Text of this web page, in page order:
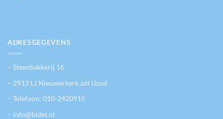
ADRESGEGEVENS
– Steenbakkerij 16
– 2913 LJ Nieuwerkerk a/d IJssel
– Telefoon: 010-2420915
– info@bidet.nl